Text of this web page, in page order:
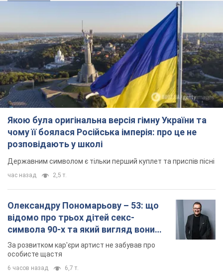
Якою була оригінальна версія гімну України та
чому її боялася Російська імперія: про це не
розповідають у школі
Державним символом є тільки перший куплет та приспів пісні
час назад 2,5 т.
Олександру Пономарьову – 53: що
відомо про трьох дітей секс-
символа 90-х та який вигляд вони
мають
За розвитком кар'єри артист не забував про
особисте щастя
6 часов назад 6,7 т.